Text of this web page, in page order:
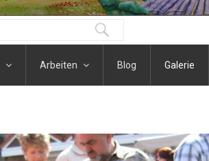
Arbeiten Blog Galerie